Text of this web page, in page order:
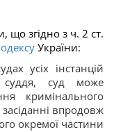
що згідно з ч. 2 ст.
України:
усіх інстанцій
суддя, суд може
кримінального
впродовж
окремої частини